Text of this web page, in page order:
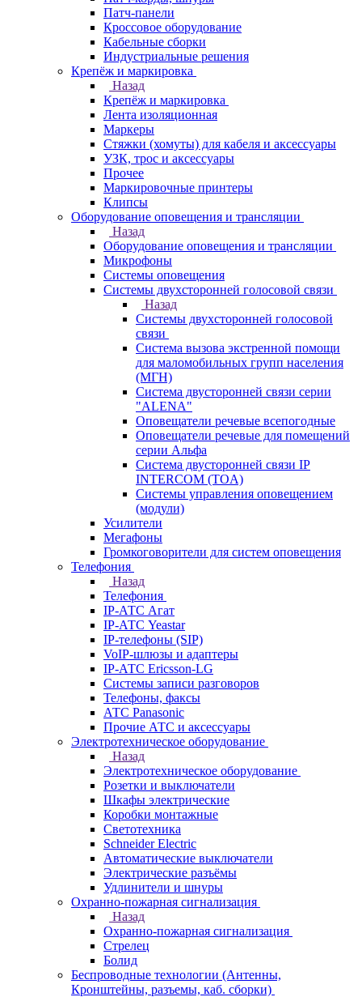
Патч-панели
Кроссовое оборудование
Кабельные сборки
Индустриальные решения
Крепёж и маркировка
Назад
Крепёж и маркировка
Лента изоляционная
Маркеры
Стяжки (хомуты) для кабеля и аксессуары
УЗК, трос и аксессуары
Прочее
Маркировочные принтеры
Клипсы
Оборудование оповещения и трансляции
Назад
Оборудование оповещения и трансляции
Микрофоны
Системы оповещения
Системы двухсторонней голосовой связи
Назад
Системы двухсторонней голосовой
связи
Система вызова экстренной помощи
для маломобильных групп населения
(МГН)
Система двусторонней связи серии
"ALENA"
Оповещатели речевые всепогодные
Оповещатели речевые для помещений
серии Альфа
Система двусторонней связи IP
INTERCOM (TOA)
Системы управления оповещением
(модули)
Усилители
Мегафоны
Громкоговорители для систем оповещения
Телефония
Назад
Телефония
IP-АТС Агат
IP-АТС Yeastar
IP-телефоны (SIP)
VoIP-шлюзы и адаптеры
IP-АТС Ericsson-LG
Системы записи разговоров
Телефоны, факсы
АТС Panasonic
Прочие АТС и аксессуары
Электротехническое оборудование
Назад
Электротехническое оборудование
Розетки и выключатели
Шкафы электрические
Коробки монтажные
Светотехника
Schneider Electric
Автоматические выключатели
Электрические разъёмы
Удлинители и шнуры
Охранно-пожарная сигнализация
Назад
Охранно-пожарная сигнализация
Стрелец
Болид
Беспроводные технологии (Антенны,
Кронштейны, разъемы, каб. сборки)